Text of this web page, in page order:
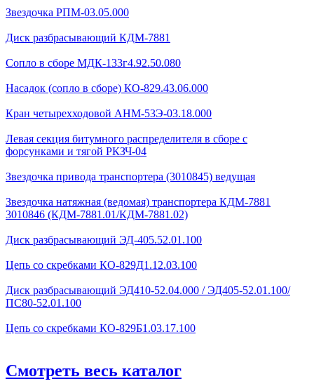
Звездочка РПМ-03.05.000
Диск разбрасывающий КДМ-7881
Сопло в сборе МДК-133г4.92.50.080
Насадок (сопло в сборе) КО-829.43.06.000
Кран четырехходовой AHМ-53Э-03.18.000
Левая секция битумного распределителя в сборе с
форсунками и тягой РКЗЧ-04
Звездочка привода транспортера (3010845) ведущая
Звездочка натяжная (ведомая) транспортера КДМ-7881
3010846 (КДМ-7881.01/КДМ-7881.02)
Диск разбрасывающий ЭД-405.52.01.100
Цепь со скребками КО-829Д1.12.03.100
Диск разбрасывающий ЭД410-52.04.000 / ЭД405-52.01.100/
ПС80-52.01.100
Цепь со скребками КО-829Б1.03.17.100
Смотреть весь каталог